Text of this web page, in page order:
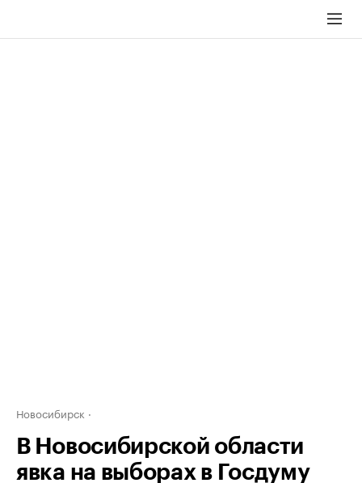
Новосибирск
В Новосибирской области
явка на выборах в Госдуму